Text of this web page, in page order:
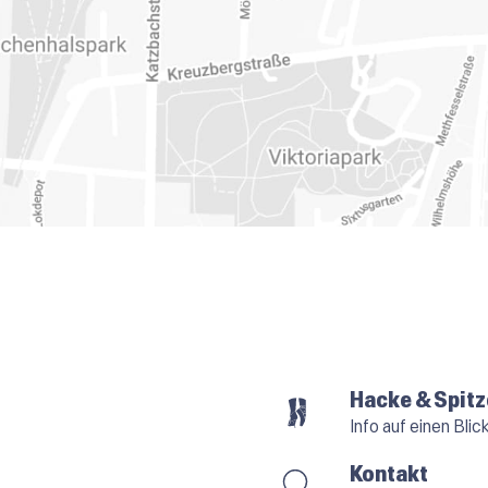
Hacke &
Info auf einen
Kontakt